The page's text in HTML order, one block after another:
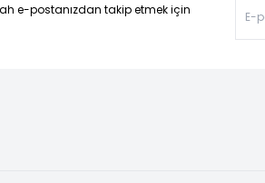
e-postanızdan takip etmek için